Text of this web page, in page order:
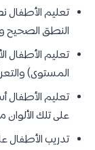
تعليم الأطفال
النطق الصحيح
المستوى)
تعليم الأطفال
على تلك
تدريب الأطفال